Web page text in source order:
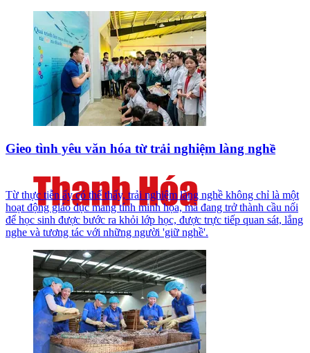
Gieo tình yêu văn hóa từ trải nghiệm làng nghề
Từ thực tiễn ấy có thể thấy, trải nghiệm làng nghề không chỉ là một
hoạt động giáo dục mang tính minh họa, mà đang trở thành cầu nối
để học sinh được bước ra khỏi lớp học, được trực tiếp quan sát, lắng
nghe và tương tác với những người 'giữ nghề'.